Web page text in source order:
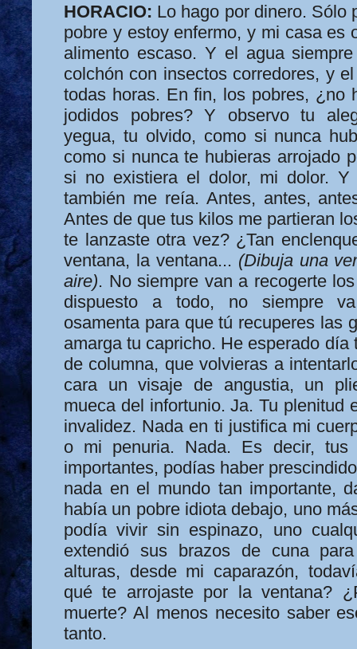
HORACIO: Lo hago por dinero. Sólo
pobre y estoy enfermo, y mi casa es
alimento escaso. Y el agua
colchón con insectos corredores, y
todas horas. En fin, los pobres, ¿no
jodidos pobres? Y observo tu
yegua, tu olvido, como si nunca
como si nunca te hubieras arrojado
si no existiera el dolor, mi dolor. Y
también me reía. Antes, antes,
Antes de que tus kilos me partieran
te lanzaste otra vez? ¿Tan
ventana, la ventana... (Dibuja una
aire). No siempre van a recogerte
dispuesto a todo, no siempre
osamenta para que tú recuperes las
amarga tu capricho. He esperado
de columna, que volvieras a
cara un visaje de angustia, un
mueca del infortunio. Ja. Tu plenitud
invalidez. Nada en ti justifica mi
o mi penuria. Nada. Es decir, tus
importantes, podías haber
nada en el mundo tan importante,
había un pobre idiota debajo, uno
podía vivir sin espinazo, uno
extendió sus brazos de cuna
alturas, desde mi caparazón,
qué te arrojaste por la ventana?
muerte? Al menos necesito saber
tanto.